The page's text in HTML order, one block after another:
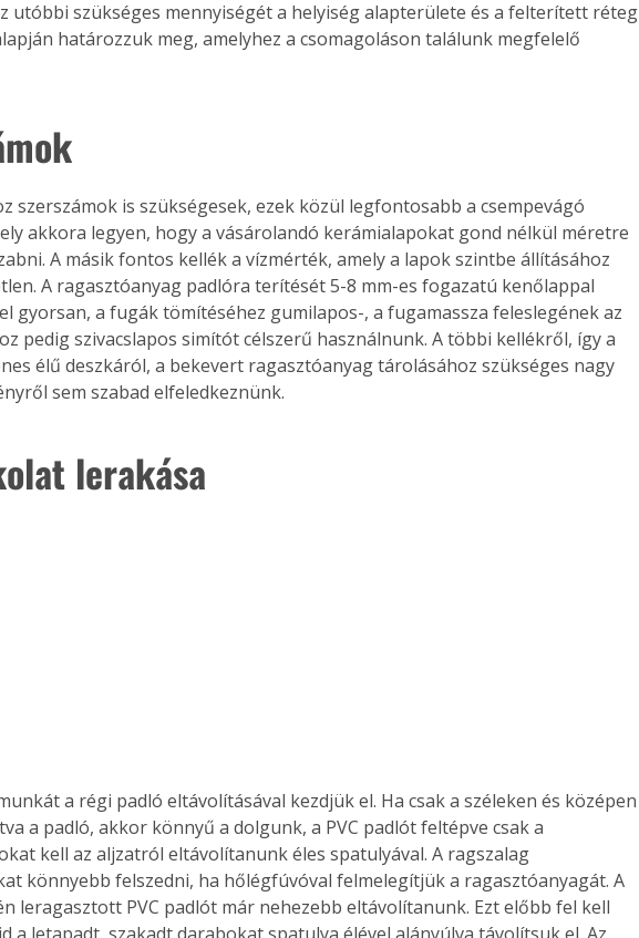
Gyógyító növények: a
természet kincsei az
utóbbi szükséges mennyiségét a helyiség alapterülete és a felterített réteg
határozzuk meg, amelyhez a csomagoláson találunk megfelelő
szerszámok is szükségesek, ezek közül legfontosabb a csempevágó
akkora legyen, hogy a vásárolandó kerámialapokat gond nélkül méretre
A másik fontos kellék a vízmérték, amely a lapok szintbe állításához
A ragasztóanyag padlóra terítését 5-8 mm-es fogazatú kenőlappal
gyorsan, a fugák tömítéséhez gumilapos-, a fugamassza feleslegének az
pedig szivacslapos simítót célszerű használnunk. A többi kellékről, így a
élű deszkáról, a bekevert ragasztóanyag tárolásához szükséges nagy
sem szabad elfeledkeznünk.
lerakása
a padló, akkor könnyű a dolgunk, a PVC padlót feltépve csak a
kell az aljzatról eltávolítanunk éles spatulyával. A ragszalag
könnyebb felszedni, ha hőlégfúvóval felmelegítjük a ragasztóanyagát. A
leragasztott PVC padlót már nehezebb eltávolítanunk. Ezt előbb fel kell